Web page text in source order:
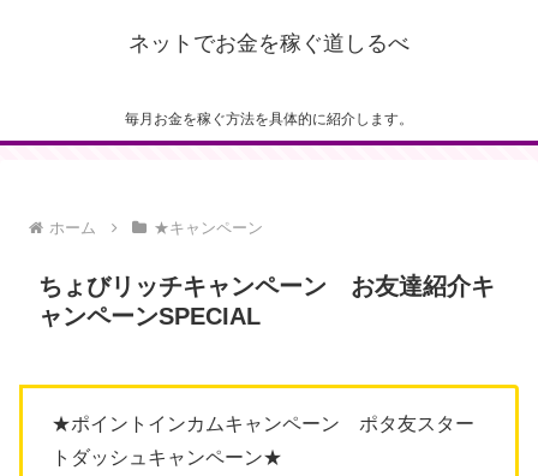
ネットでお金を稼ぐ道しるべ
毎月お金を稼ぐ方法を具体的に紹介します。
ホーム ★キャンペーン
ちょびリッチキャンペーン お友達紹介キ
ャンペーンSPECIAL
★ポイントインカムキャンペーン ポタ友スター
トダッシュキャンペーン★